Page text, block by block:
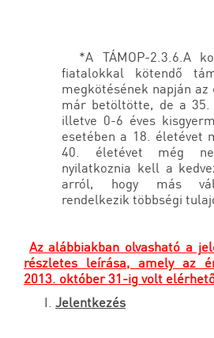
*A TÁMOP-2.3.6.A
fiatalokkal kötendő
megkötésének napján
már betöltötte, de a
illetve 0-6 éves
esetében a 18. életévet
40. életévet még
nyilatkoznia kell a
arról, hogy más
rendelkezik többségi
Az alábbiakban olvasható a
részletes leírása, amely az
2013. október 31-ig volt
Jelentkezés